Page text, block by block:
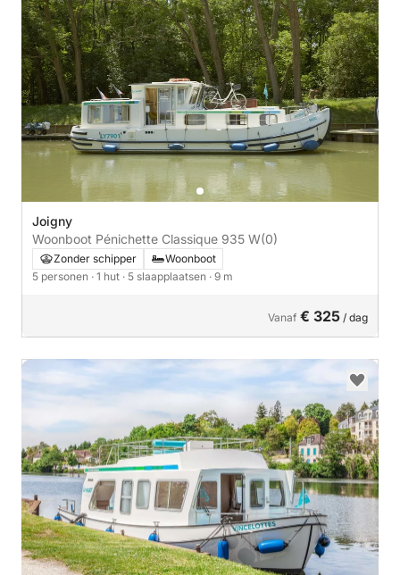
Joigny
Woonboot Pénichette Classique 935 W(0)
Zonder schipper
Woonboot
5 personen · 1 hut · 5 slaapplaatsen · 9 m
Vanaf € 325 / dag